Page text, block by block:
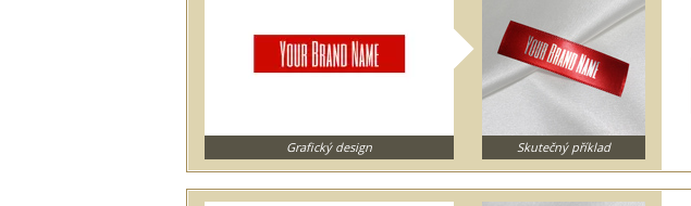
Grafický design Skutečný příklad